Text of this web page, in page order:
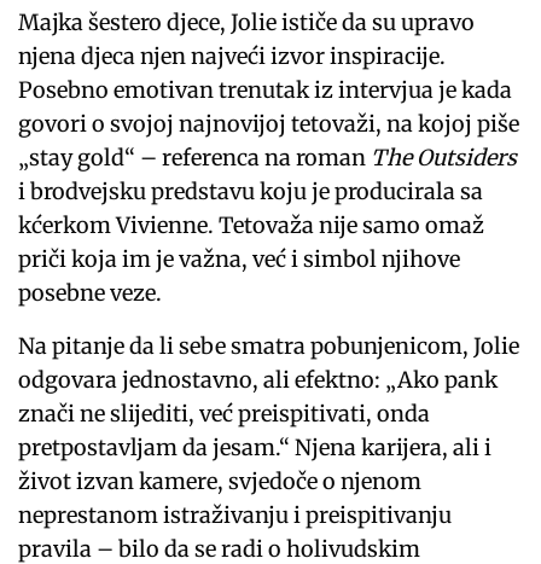
Majka šestero djece, Jolie ističe da su upravo
njena djeca njen najveći izvor inspiracije.
Posebno emotivan trenutak iz intervjua je kada
govori o svojoj najnovijoj tetovaži, na kojoj piše
„stay gold“ – referenca na roman The Outsiders
i brodvejsku predstavu koju je producirala sa
kćerkom Vivienne. Tetovaža nije samo omaž
priči koja im je važna, već i simbol njihove
posebne veze.
Na pitanje da li sebe smatra pobunjenicom, Jolie
odgovara jednostavno, ali efektno: „Ako pank
znači ne slijediti, već preispitivati, onda
pretpostavljam da jesam.“ Njena karijera, ali i
život izvan kamere, svjedoče o njenom
neprestanom istraživanju i preispitivanju
pravila – bilo da se radi o holivudskim